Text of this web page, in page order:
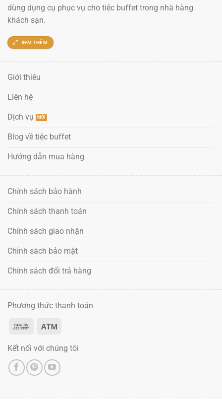
dùng dụng cụ phục vụ cho tiệc buffet trong nhà hàng
khách sạn.
XEM THÊM
Giới thiêu
Liên hệ
Dịch vụ
Blog về tiệc buffet
Hướng dẫn mua hàng
Chính sách bảo hành
Chính sách thanh toán
Chính sách giao nhận
Chính sách bảo mật
Chính sách đổi trả hàng
Phương thức thanh toán
Kết nối với chúng tôi